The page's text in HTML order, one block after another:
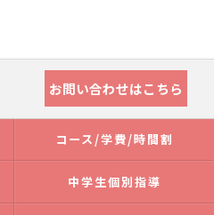
お問い合わせはこちら
コース/学費/時間割
中学生個別指導